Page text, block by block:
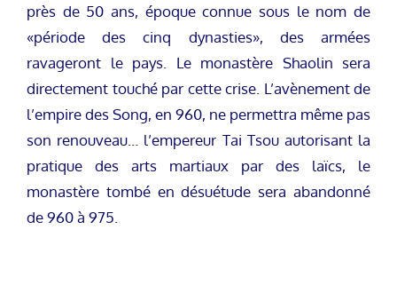
près de 50 ans, époque connue sous le nom de
«période des cinq dynasties», des armées
ravageront le pays. Le monastère Shaolin sera
directement touché par cette crise. L’avènement de
l’empire des Song, en 960, ne permettra même pas
son renouveau… l’empereur Tai Tsou autorisant la
pratique des arts martiaux par des laïcs, le
monastère tombé en désuétude sera abandonné
de 960 à 975.